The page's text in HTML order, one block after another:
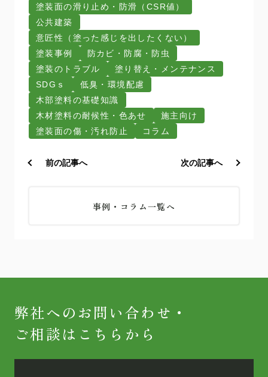
塗装面の滑り止め・防滑（CSR値）
公共建築
意匠性（塗った感じを出したくない）
塗装事例
防カビ・防腐・防虫
塗装のトラブル
塗り替え・メンテナンス
SDGｓ
低臭・環境配慮
木部塗料の基礎知識
木材塗料の耐候性・色あせ
施主向け
塗装面の傷・汚れ防止
コラム
前の記事へ 次の記事へ
事例・コラム一覧へ
弊社へのお問い合わせ・
ご相談はこちらから